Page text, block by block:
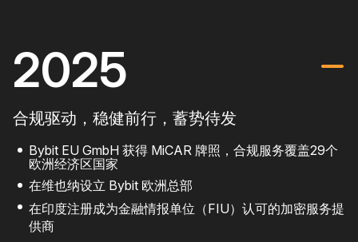
2025
合规驱动，稳健前行，蓄势待发
Bybit EU GmbH 获得 MiCAR 牌照，合规服务覆盖29个
欧洲经济区国家
在维也纳设立 Bybit 欧洲总部
在印度注册成为金融情报单位（FIU）认可的加密服务提
供商